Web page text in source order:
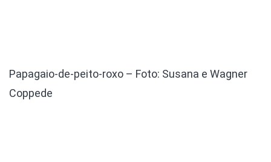
Papagaio-de-peito-roxo – Foto: Susana e Wagner
Coppede